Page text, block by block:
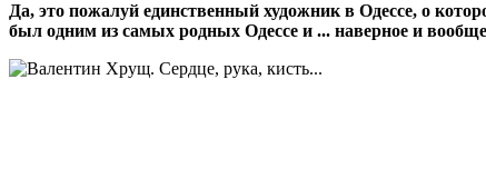
Да, это пожалуй единственный художник в Одессе, о
был одним из самых родных Одессе и ... наверное и